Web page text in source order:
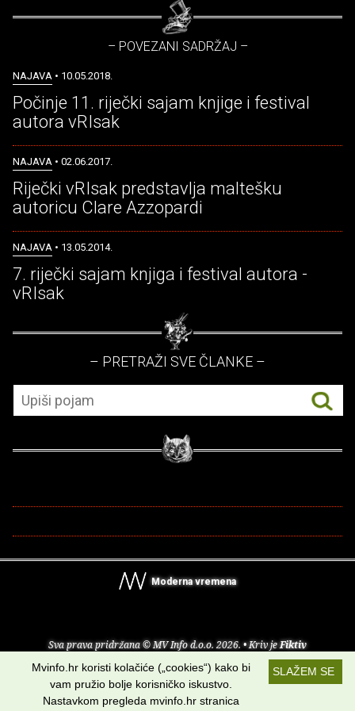
– POVEZANI SADRŽAJ –
NAJAVA • 10.05.2018.
Počinje 11. riječki sajam knjige i festival
autora vRIsak
NAJAVA • 02.06.2017.
Riječki vRIsak predstavlja maltešku
autoricu Clare Azzopardi
NAJAVA • 13.05.2014.
7. riječki sajam knjiga i festival autora -
vRIsak
– PRETRAŽI SVE ČLANKE –
Moderna vremena
Sva prava pridržana © MV Info d.o.o. 2026. • Kriv jeFiktiv
O nama• Pomoć• Uvjeti korištenja•RSS kanali
Potraži nas na:
SLAŽEM SE
Mvinfo.hr koristi kolačiće („cookies“) kako bi
vam pružio bolje korisničko iskustvo.
Nastavkom pregleda mvinfo.hr stranica